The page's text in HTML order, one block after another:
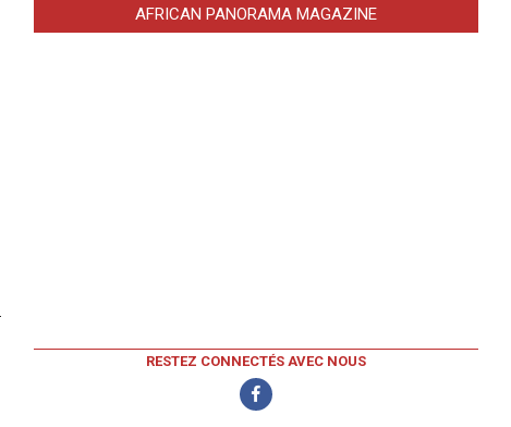
AFRICAN PANORAMA MAGAZINE
RESTEZ CONNECTÉS AVEC NOUS